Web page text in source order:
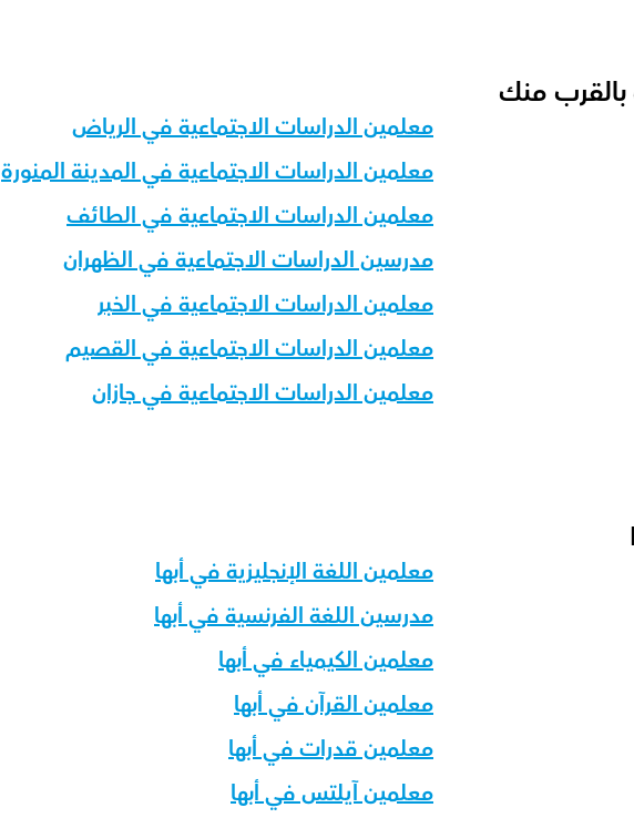
بالقرب منك
معلمين الدراسات الاجتماعية في الرياض
معلمين الدراسات الاجتماعية في المدينة المنورة
معلمين الدراسات الاجتماعية في الطائف
مدرسين الدراسات الاجتماعية في الظهران
معلمين الدراسات الاجتماعية في الخبر
معلمين الدراسات الاجتماعية في القصيم
معلمين الدراسات الاجتماعية في جازان
معلمين اللغة الإنجليزية في أبها
مدرسين اللغة الفرنسية في أبها
معلمين الكيمياء في أبها
معلمين القرآن في أبها
معلمين قدرات في أبها
معلمين آيلتس في أبها